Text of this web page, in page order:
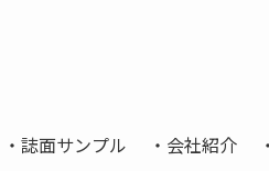
誌面サンプル 会社紹介